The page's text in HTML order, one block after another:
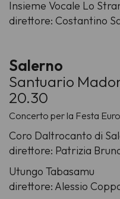
Insieme Vocale Lo
direttore: Costantino
Salerno
Santuario
20.30
Concerto per la Festa
Coro Daltrocanto di
direttore: Patrizia
Utungo Tabasamu
direttore: Alessio